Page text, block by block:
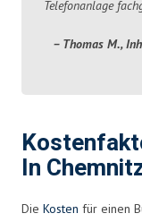
Telefonanlage
– Thomas M.,
In
Die Kosten für einen